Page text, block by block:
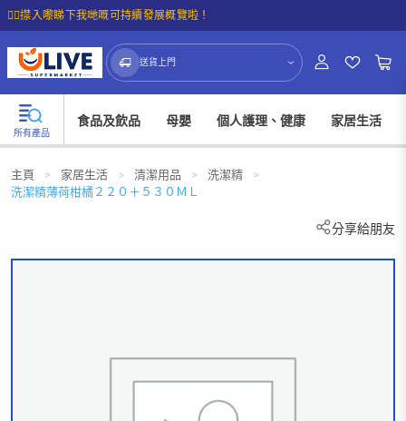
☝🏼㩒入嚟睇下我哋嘅可持續發展概覽啦！
送貨上門
所有產品
食品及飲品 母嬰 個人護理、健康 家居生活
主頁 > 家居生活 > 清潔用品 > 洗潔精
>
洗潔精薄荷柑橘２２０＋５３０ＭＬ
分享給朋友